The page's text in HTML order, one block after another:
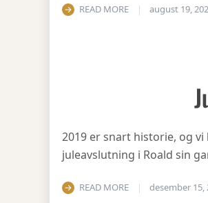
READ MORE august 19,
2019 er snart historie, og
juleavslutning i Roald sin
READ MORE desember 15,